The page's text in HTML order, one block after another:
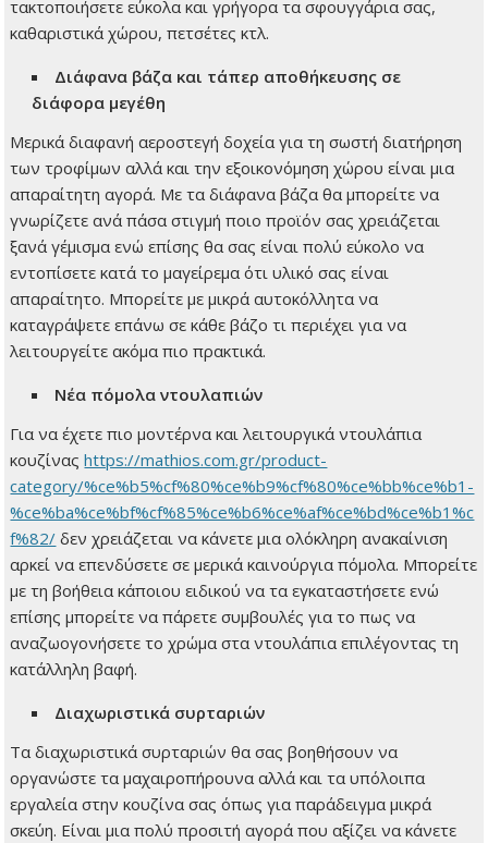
τακτοποιήσετε εύκολα και γρήγορα τα σφουγγάρια σας,
καθαριστικά χώρου, πετσέτες κτλ.
Διάφανα βάζα και τάπερ αποθήκευσης σε
διάφορα μεγέθη
Μερικά διαφανή αεροστεγή δοχεία για τη σωστή διατήρηση
των τροφίμων αλλά και την εξοικονόμηση χώρου είναι μια
απαραίτητη αγορά. Με τα διάφανα βάζα θα μπορείτε να
γνωρίζετε ανά πάσα στιγμή ποιο προϊόν σας χρειάζεται
ξανά γέμισμα ενώ επίσης θα σας είναι πολύ εύκολο να
εντοπίσετε κατά το μαγείρεμα ότι υλικό σας είναι
απαραίτητο. Μπορείτε με μικρά αυτοκόλλητα να
καταγράψετε επάνω σε κάθε βάζο τι περιέχει για να
λειτουργείτε ακόμα πιο πρακτικά.
Νέα πόμολα ντουλαπιών
Για να έχετε πιο μοντέρνα και λειτουργικά ντουλάπια
κουζίναςhttps://mathios.com.gr/product-
category/%ce%b5%cf%80%ce%b9%cf%80%ce%bb%ce%b1-
%ce%ba%ce%bf%cf%85%ce%b6%ce%af%ce%bd%ce%b1%c
f%82/ δεν χρειάζεται να κάνετε μια ολόκληρη ανακαίνιση
αρκεί να επενδύσετε σε μερικά καινούργια πόμολα. Μπορείτε
με τη βοήθεια κάποιου ειδικού να τα εγκαταστήσετε ενώ
επίσης μπορείτε να πάρετε συμβουλές για το πως να
αναζωογονήσετε το χρώμα στα ντουλάπια επιλέγοντας τη
κατάλληλη βαφή.
Διαχωριστικά συρταριών
Τα διαχωριστικά συρταριών θα σας βοηθήσουν να
οργανώστε τα μαχαιροπήρουνα αλλά και τα υπόλοιπα
εργαλεία στην κουζίνα σας όπως για παράδειγμα μικρά
σκεύη. Είναι μια πολύ προσιτή αγορά που αξίζει να κάνετε